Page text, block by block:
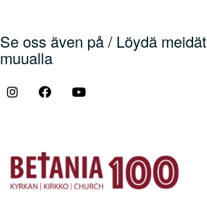
Se oss även på / Löydä meidät
muualla